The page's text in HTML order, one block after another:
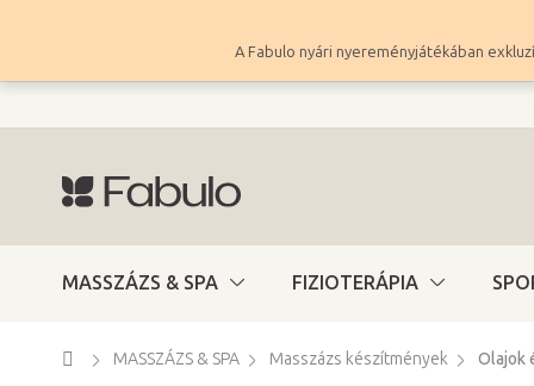
tartalomhoz
A Fabulo nyári nyereményjátékában
MASSZÁZS & SPA FIZIOTERÁPIA
Kezdőlap
MASSZÁZS & SPA Masszázs készítmények Olajok